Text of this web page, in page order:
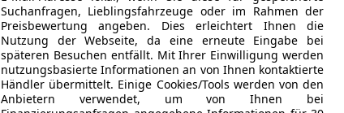
Seitenairbag
Suchanfragen, Lieblingsfahrzeuge oder im Rahmen der
Preisbewertung angeben. Dies erleichtert Ihnen die
Nutzung der Webseite, da eine erneute Eingabe bei
späteren Besuchen entfällt. Mit Ihrer Einwilligung werden
nutzungsbasierte Informationen an von Ihnen kontaktierte
Händler übermittelt. Einige Cookies/Tools werden von den
Anbietern verwendet, um von Ihnen bei